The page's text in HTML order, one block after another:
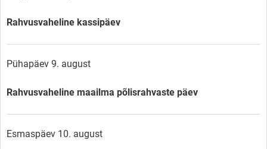
Rahvusvaheline kassipäev
Pühapäev 9. august
Rahvusvaheline maailma põlisrahvaste päev
Esmaspäev 10. august